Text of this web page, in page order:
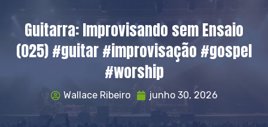
Guitarra: Improvisando sem Ensaio
(025) #guitar #improvisação #gospel
#worship
Wallace Ribeiro junho 30, 2026